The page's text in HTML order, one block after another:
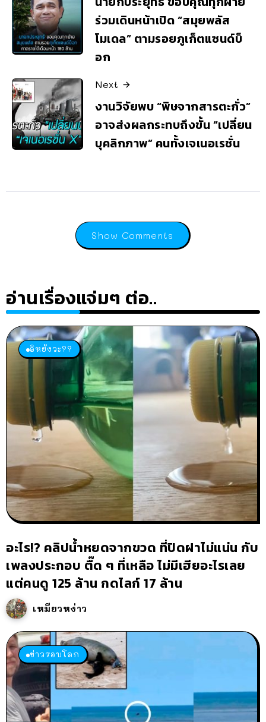
ร่วมเดินหน้าเปิด “สมุยพลัส
โมเดล” ตามรอยภูเก็ตแซนด์บ็
อก
Next
งานวิจัยพบ “พิษจากสารตะกั่ว”
อาจส่งผลกระทบถึงขั้น “เปลี่ยน
บุคลิกภาพ” คนทั้งเจเนอเรชั่น
Show Comments
อ่านเรื่องแจ่มๆ ต่อ..
อิหยังวะ??
อะไร!? คลิปน้ำหยดจากขวด ที่ปิดฝาไม่แน่น กับ
เพลงประกอบ ตื๊ด ๆ ที่เหลือ ไม่มีเฮียอะไรเลย
แต่คนดู 125 ล้าน กดไลก์ 17 ล้าน
เหมียวหง่าว
ข่าวรอบโลก